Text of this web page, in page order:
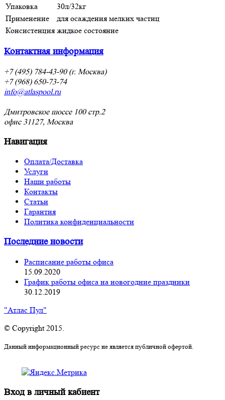
Упаковка
30л/32кг
Применение
для осаждения мелких частиц
Консистенция жидкое состояние
Контактная информация
+7 (495) 784-43-90 (г. Москва)
+7 (968) 650-73-74
info@atlaspool.ru
Дмитровское шоссе 100 стр.2
офис 31127, Москва
Навигация
Оплата/Доставка
Услуги
Наши работы
Контакты
Статьи
Гарантия
Политика конфиденциальности
Последние новости
Расписание работы офиса
15.09.2020
График работы офиса на новогодние праздники
30.12.2019
"Атлас Пул"
© Copyright 2015.
Данный информационный ресурс не является публичной офертой.
Вход в личный кабиент